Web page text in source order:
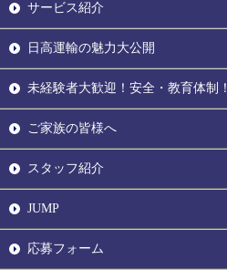
サービス紹介
日高運輸の魅力大公開
未経験者大歓迎！安全・教育体制！
ご家族の皆様へ
スタッフ紹介
JUMP
応募フォーム